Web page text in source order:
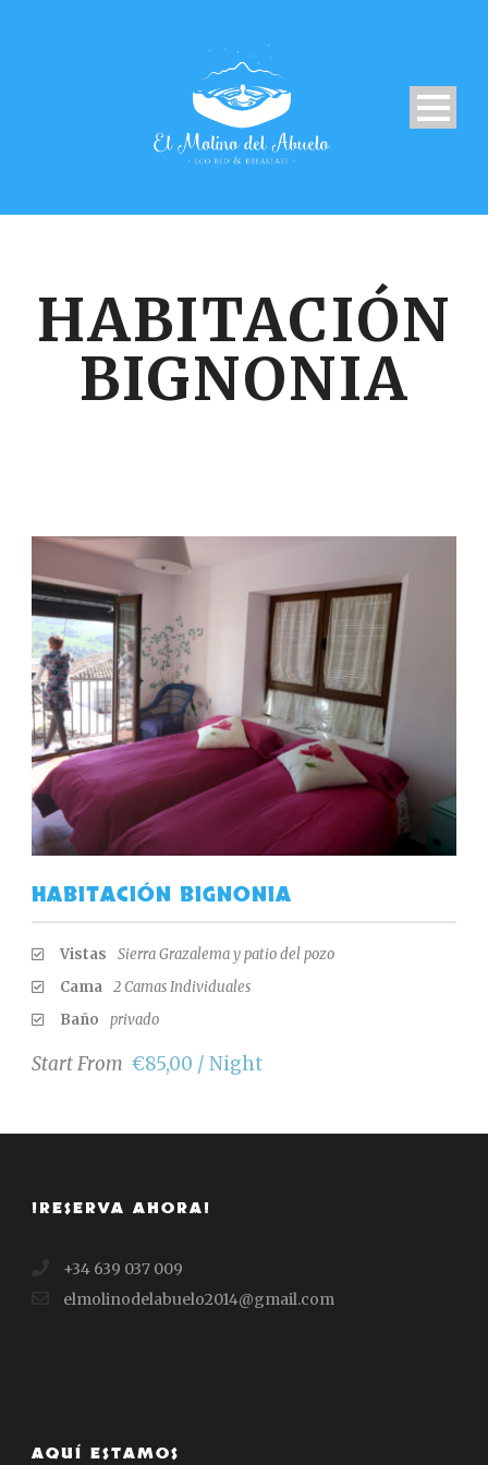
HABITACIÓN
BIGNONIA
HABITACIÓN BIGNONIA
Vistas
Sierra Grazalema y patio del pozo
Cama 2 Camas Individuales
Baño
privado
Start From €85,00 / Night
¡RESERVA AHORA!
+34 639 037 009
elmolinodelabuelo2014@gmail.com
AQUÍ ESTAMOS